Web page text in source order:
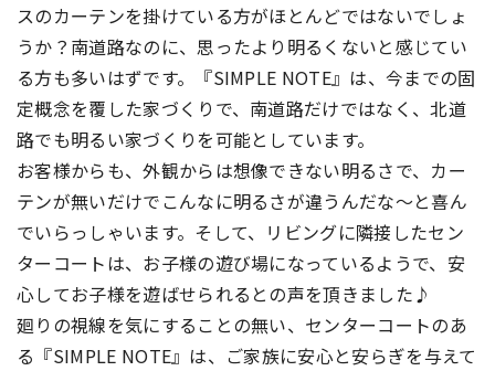
スのカーテンを掛けている方がほとんどではないでしょ
うか？南道路なのに、思ったより明るくないと感じてい
る方も多いはずです。『SIMPLE NOTE』は、今までの固
定概念を覆した家づくりで、南道路だけではなく、北道
路でも明るい家づくりを可能としています。
お客様からも、外観からは想像できない明るさで、カー
テンが無いだけでこんなに明るさが違うんだな～と喜ん
でいらっしゃいます。そして、リビングに隣接したセン
ターコートは、お子様の遊び場になっているようで、安
心してお子様を遊ばせられるとの声を頂きました♪
廻りの視線を気にすることの無い、センターコートのあ
る『SIMPLE NOTE』は、ご家族に安心と安らぎを与えて